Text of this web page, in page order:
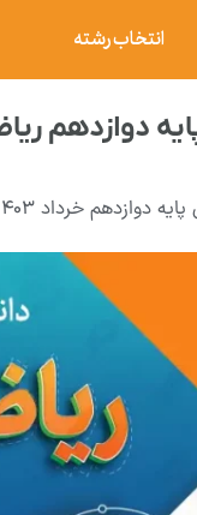
انتخاب رشته
ریاضی فیزیک
خرداد ۱۴۰۳ با پاسخ تشریحی